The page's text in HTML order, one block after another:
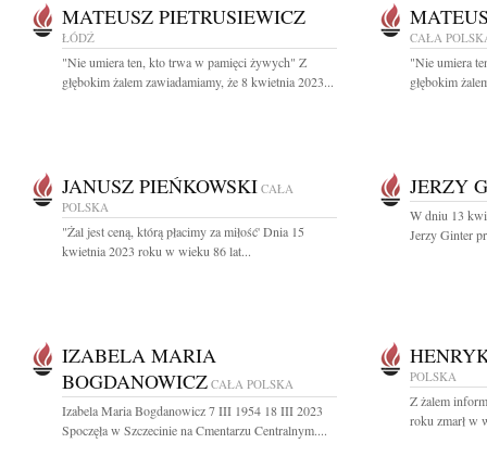
MATEUSZ PIETRUSIEWICZ
ŁÓDŹ
"Nie umiera ten, kto trwa w pamięci żywych" Z
głębokim żalem zawiadamiamy, że 8 kwietnia 2023...
CAŁA
"Nie umiera
głębokim
JANUSZ PIEŃKOWSKI CAŁA
POLSKA
"Żal jest ceną, którą płacimy za miłość' Dnia 15
kwietnia 2023 roku w wieku 86 lat...
JERZY
W dniu 13
Jerzy Ginter
IZABELA MARIA
BOGDANOWICZ CAŁA POLSKA
Izabela Maria Bogdanowicz 7 III 1954 18 III 2023
Spoczęła w Szczecinie na Cmentarzu Centralnym....
POLSKA
Z żalem
roku zmarł w